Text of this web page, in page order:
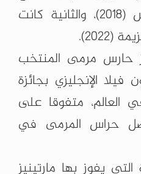
الكرواتي لوكا مودريتش (2018)، والثانية كانت
حارس مرمى المنتخب
فيلا الإنجليزي بجائزة
متفوقا على
حراس المرمى في
يفوز بها مارتينيز